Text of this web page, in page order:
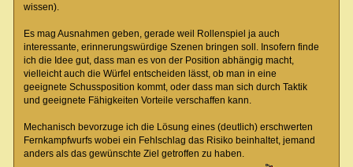
wissen).
Es mag Ausnahmen geben, gerade weil Rollenspiel ja auch
interessante, erinnerungswürdige Szenen bringen soll. Insofern finde
ich die Idee gut, dass man es von der Position abhängig macht,
vielleicht auch die Würfel entscheiden lässt, ob man in eine
geeignete Schussposition kommt, oder dass man sich durch Taktik
und geeignete Fähigkeiten Vorteile verschaffen kann.
Mechanisch bevorzuge ich die Lösung eines (deutlich) erschwerten
Fernkampfwurfs wobei ein Fehlschlag das Risiko beinhaltet, jemand
anders als das gewünschte Ziel getroffen zu haben.